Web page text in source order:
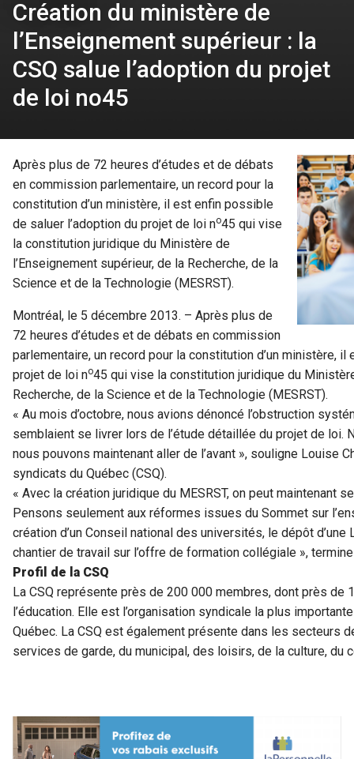
Création du ministère de
l’Enseignement supérieur : la
CSQ salue l’adoption du projet
de loi no45
Après plus de 72 heures d’études et de débats
en commission parlementaire, un record pour la
constitution d’un ministère, il est enfin possible
de saluer l’adoption du projet de loi no45 qui vise
la constitution juridique du Ministère de
l’Enseignement supérieur, de la Recherche, de la
Science et de la Technologie (MESRST).
Montréal, le 5 décembre 2013. – Après plus de
72 heures d’études et de débats en commission
parlementaire, un record pour la constitution d’un ministère,
projet de loi no45 qui vise la constitution juridique du
Recherche, de la Science et de la Technologie (MESRST).
« Au mois d’octobre, nous avions dénoncé l’obstruction
semblaient se livrer lors de l’étude détaillée du projet de
nous pouvons maintenant aller de l’avant », souligne Louise
syndicats du Québec (CSQ).
« Avec la création juridique du MESRST, on peut maintenant
Pensons seulement aux réformes issues du Sommet sur
création d’un Conseil national des universités, le dépôt
chantier de travail sur l’offre de formation collégiale »,
Profil de la CSQ
La CSQ représente près de 200 000 membres, dont près de
l’éducation. Elle est l’organisation syndicale la plus
Québec. La CSQ est également présente dans les secteurs
services de garde, du municipal, des loisirs, de la culture, du